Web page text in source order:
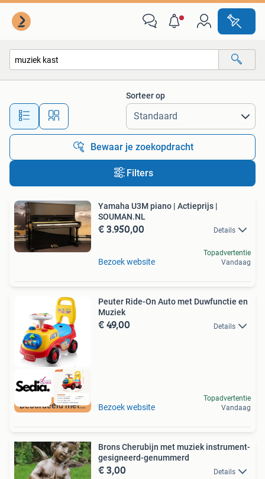
Alle afstanden…
Sorteer op
Bewaar je zoekopdracht
Filters
Yamaha U3M piano | Actieprijs |
SOUMAN.NL
€ 3.950,00 Details
Bezoek website
Topadvertentie
Vandaag
Beoordeeld met 9+
Peuter Ride-On Auto met Duwfunctie en
Muziek
€ 49,00 Details
Bezoek website
Topadvertentie
Vandaag
Brons Cherubijn met muziek instrument-
gesigneerd-genummerd
€ 3,00 Details